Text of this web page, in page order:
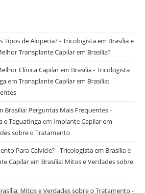
Tipos de Alopecia? - Tricologista em Brasília e
Transplante Capilar em Brasília?
Clínica Capilar em Brasília - Tricologista
emTransplante Capilar em Brasília:
Brasília: Perguntas Mais Frequentes -
e Taguatingaem Implante Capilar em
sobre o Tratamento
Para Calvície? - Tricologista em Brasília e
Capilar em Brasília: Mitos e Verdades sobre
Mitos e Verdades sobre o Tratamento -